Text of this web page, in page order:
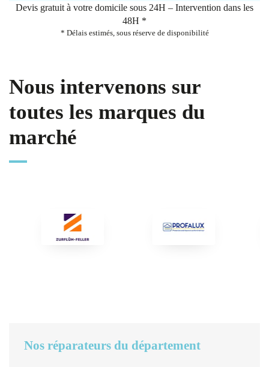
Devis gratuit à votre domicile sous 24H – Intervention dans les
48H *
* Délais estimés, sous réserve de disponibilité
Nous intervenons sur
toutes les marques du
marché
Nos réparateurs du département